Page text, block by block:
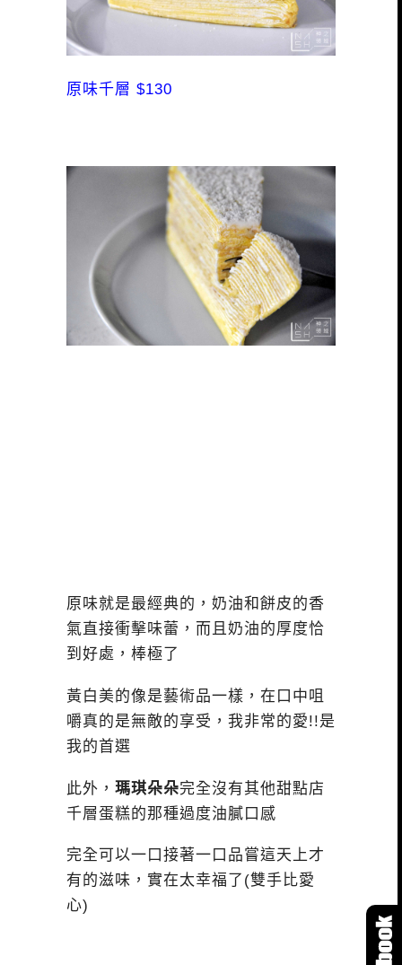
原味千層 $130
原味就是最經典的，奶油和餅皮的香
氣直接衝擊味蕾，而且奶油的厚度恰
到好處，棒極了
黃白美的像是藝術品一樣，在口中咀
嚼真的是無敵的享受，我非常的愛!!是
我的首選
此外， 瑪琪朵朵完全沒有其他甜點店
千層蛋糕的那種過度油膩口感
完全可以一口接著一口品嘗這天上才
有的滋味，實在太幸福了(雙手比愛
心)